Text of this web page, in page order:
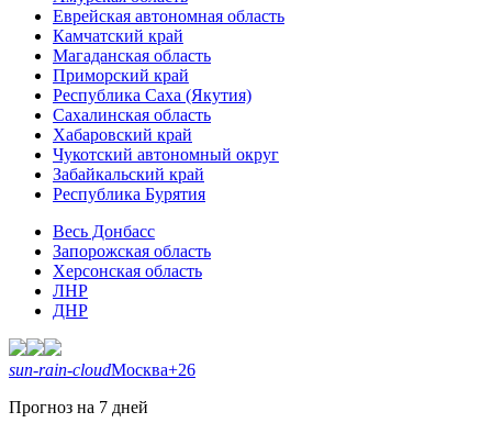
Еврейская автономная область
Камчатский край
Магаданская область
Приморский край
Республика Саха (Якутия)
Сахалинская область
Хабаровский край
Чукотский автономный округ
Забайкальский край
Республика Бурятия
Весь Донбасс
Запорожская область
Херсонская область
ЛНР
ДНР
sun-rain-cloudМосква+26
Прогноз на 7 дней